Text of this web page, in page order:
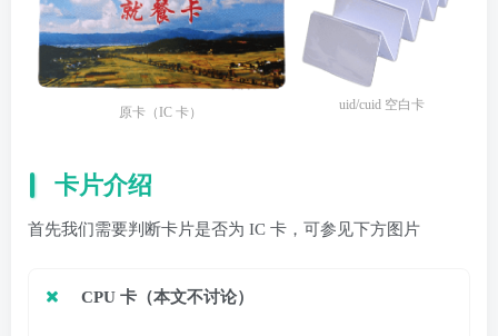
原卡（IC 卡）
uid/cuid 空白卡
卡片介绍
首先我们需要判断卡片是否为 IC 卡，可参见下方图片
CPU 卡（本文不讨论）